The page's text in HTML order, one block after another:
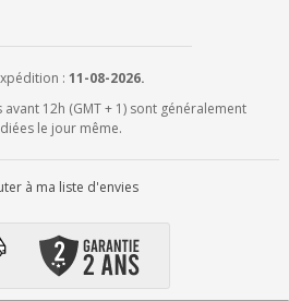
: 11-08-2026.
12h (GMT + 1) sont généralement
le jour même.
à ma liste d'envies